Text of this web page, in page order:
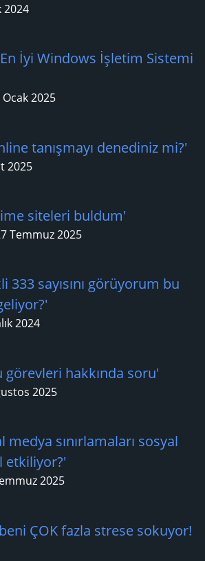
2024
İyi Windows İşletim Sistemi
Ocak 2025
tanışmayı denediniz mi?'
2025
siteleri buldum'
Temmuz 2025
333 sayısını görüyorum bu
2024
görevleri hakkında soru'
2025
medya sınırlamaları sosyal
etkiliyor?'
2025
ÇOK fazla strese sokuyor!